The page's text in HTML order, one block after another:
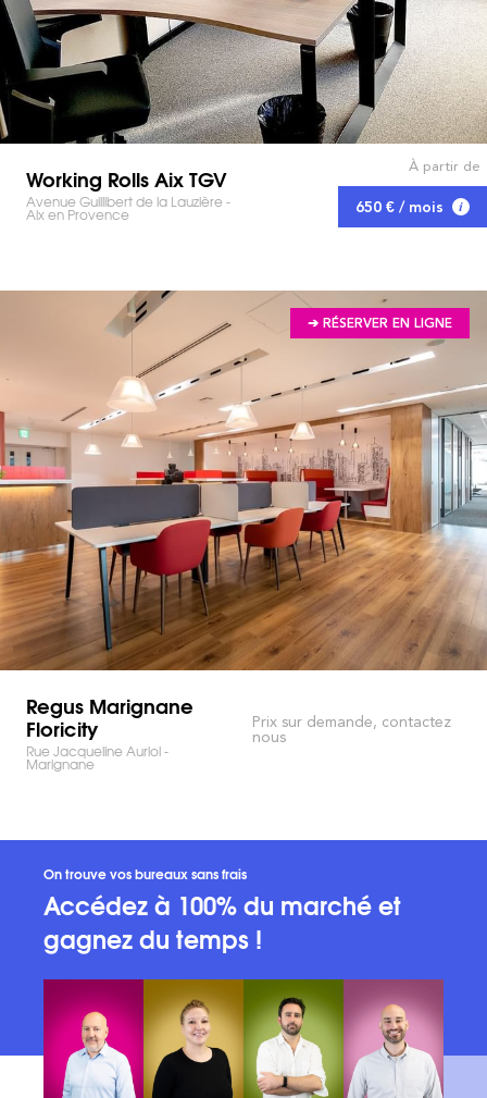
Working Rolls Aix TGV
Avenue Guillibert de la Lauzière -
Aix en Provence
À partir de
650 € / mois
➔ RÉSERVER EN LIGNE
Regus Marignane
Floricity
Rue Jacqueline Auriol -
Marignane
Prix sur demande, contactez
nous
On trouve vos bureaux sans frais
Accédez à 100% du marché et
gagnez du temps !